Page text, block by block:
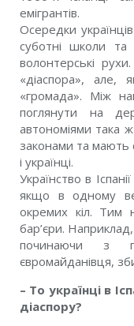
емігрантів.
Осередки
суботні школи та
волонтерські
«діаспора»,
«громада». Між
поглянути на
автономіями така
законами та мають
і українці.
Українство в
якщо в одному
окремих кіл. Тим
бар’єри.
починаючи з
євромайданівця,
– То українці в
діаспору?